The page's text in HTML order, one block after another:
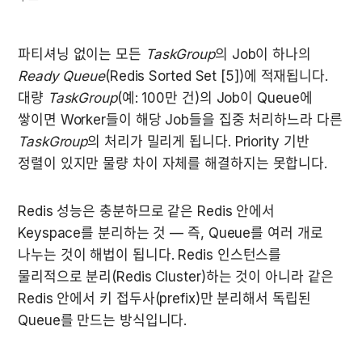
파티셔닝 없이는 모든 TaskGroup
Ready Queue(Redis Sorted Set [5])에 적재됩니다.
대량 TaskGroup(예: 100만 건)의 Job이 Queue에
TaskGroup의 처리가 밀리게 됩니다. Priority 기반
정렬이 있지만 물량 차이 자체를 해결하지는 못합니다.
Redis 성능은 충분하므로 같은 Redis 안에서
Keyspace를 분리하는 것 — 즉, Queue를 여러 개로
나누는 것이 해법이 됩니다. Redis 인스턴스를
물리적으로 분리(Redis Cluster)하는 것이 아니라 같은
Redis 안에서 키 접두사(prefix)만 분리해서 독립된
Queue를 만드는 방식입니다.